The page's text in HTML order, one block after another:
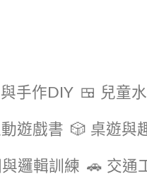
手作DIY 🍱 兒童
遊戲書 🎲 桌遊與
邏輯訓練 🚗 交通